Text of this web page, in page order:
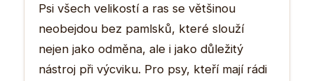
Psi všech velikostí a ras se většinou
neobejdou bez pamlsků, které slouží
nejen jako odměna, ale i jako důležitý
nástroj při výcviku. Pro psy, kteří mají rádi